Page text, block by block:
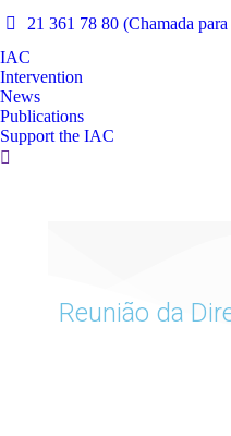
21 361 78 80 (Chamada
IAC
Intervention
News
Publications
Support the IAC
Reunião da